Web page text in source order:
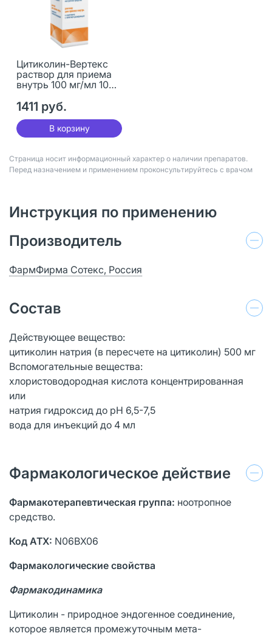
Цитиколин-Вертекс
раствор для приема
внутрь 100 мг/мл 100
1411 руб.
В корзину
Страница носит информационный характер о наличии препаратов.
Перед назначением и применением проконсультируйтесь с врачом
Инструкция по применению
Производитель
ФармФирма Сотекс, Россия
Состав
Действующее вещество:
цитиколин натрия (в пересчете на цитиколин) 500 мг
Вспомогательные вещества:
хлористоводородная кислота концентрированная
или
натрия гидроксид до pH 6,5-7,5
вода для инъекций до 4 мл
Фармакологическое действие
Фармакотерапевтическая группа: ноотропное
средство.
Код ATX: N06BX06
Фармакологические свойства
Фармакодинамика
Цитиколин - природное эндогенное соединение,
которое является промежуточным мета-